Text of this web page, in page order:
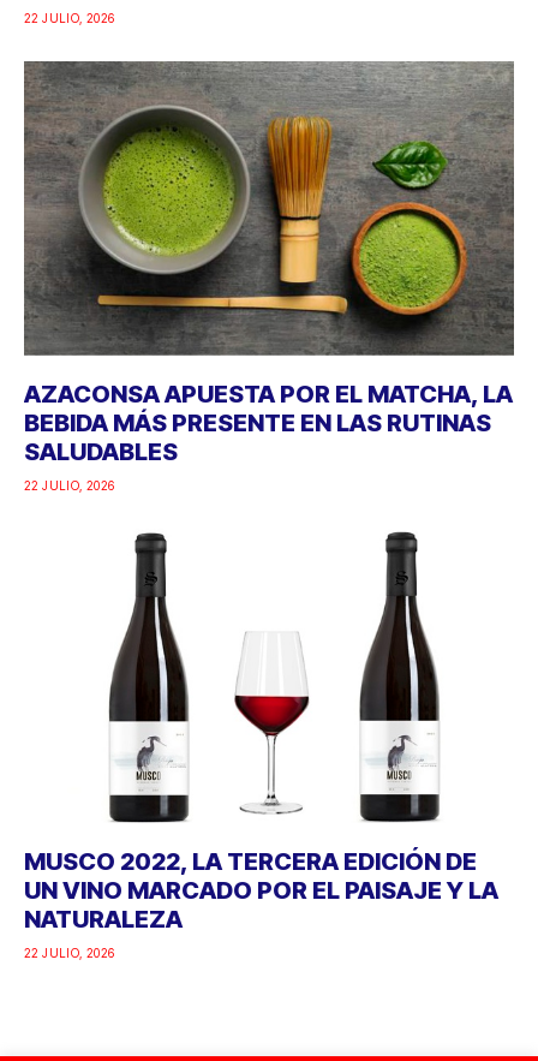
22 JULIO, 2026
AZACONSA APUESTA POR EL MATCHA, LA
BEBIDA MÁS PRESENTE EN LAS RUTINAS
SALUDABLES
22 JULIO, 2026
MUSCO 2022, LA TERCERA EDICIÓN DE
UN VINO MARCADO POR EL PAISAJE Y LA
NATURALEZA
22 JULIO, 2026